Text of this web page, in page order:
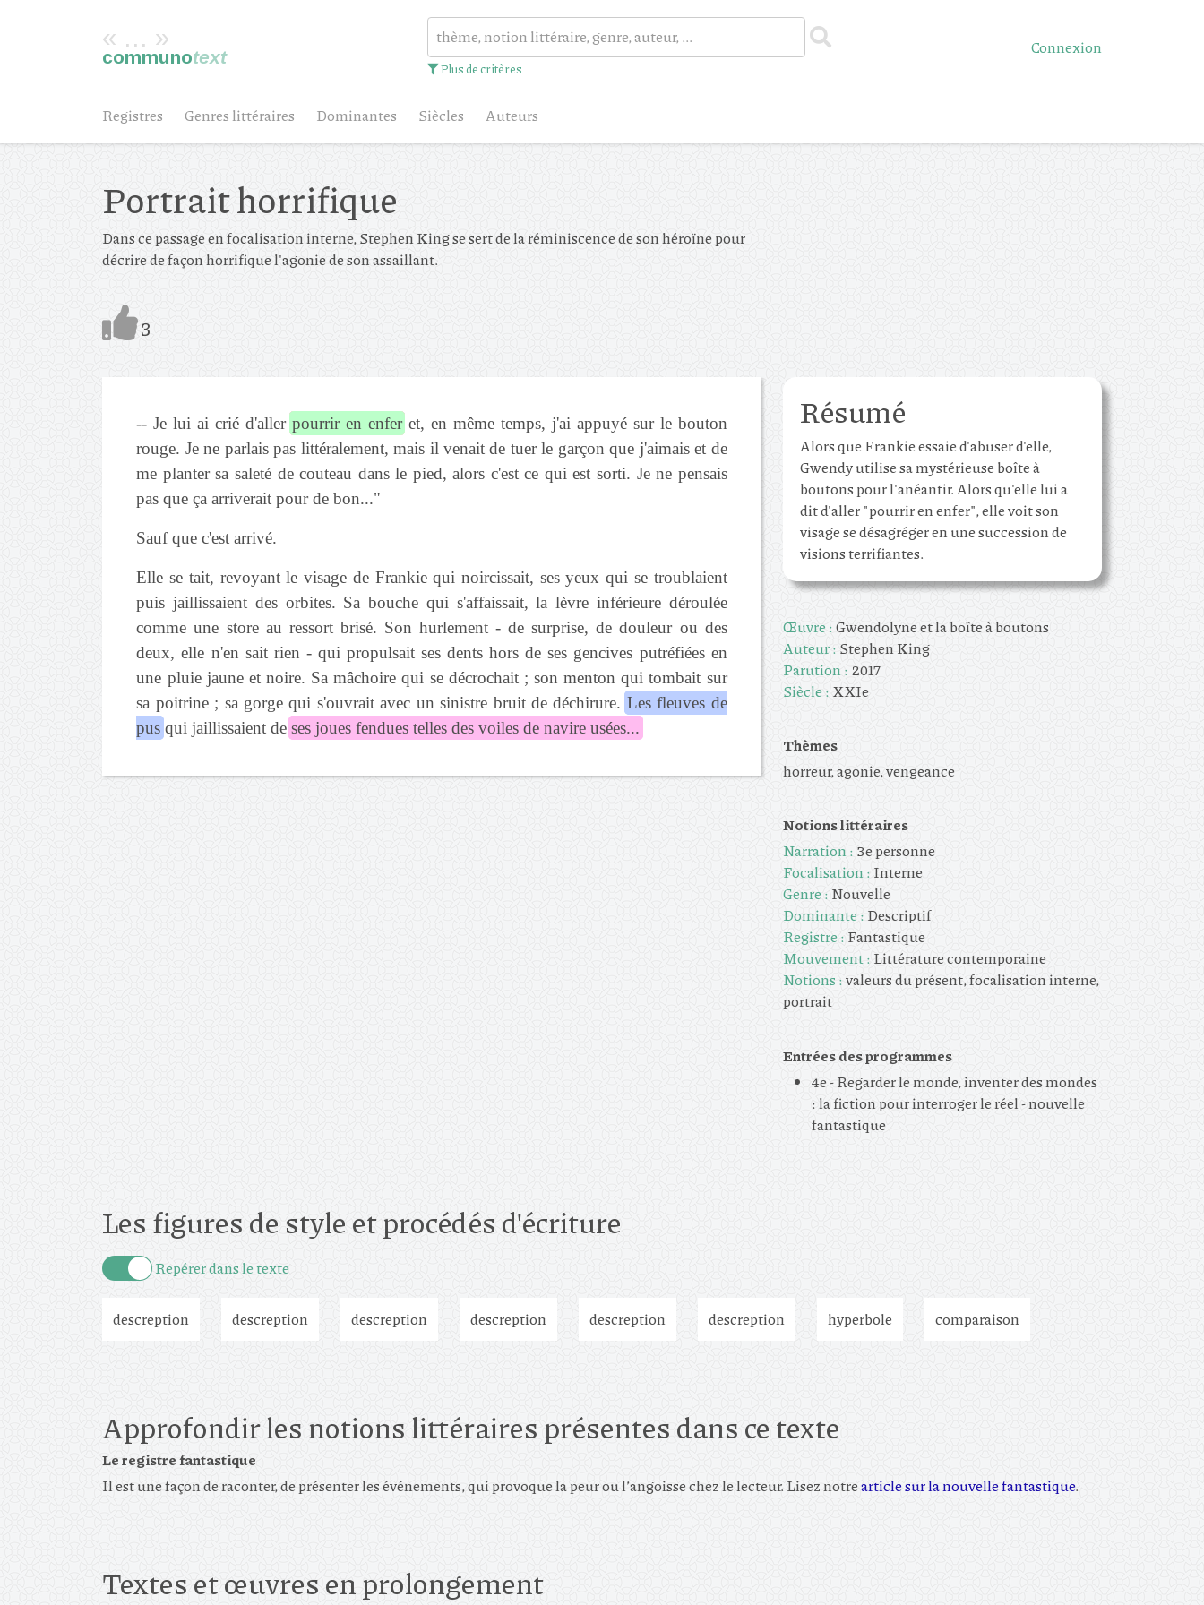
« ... »
communotext
Plus de critères
Connexion
Registres Genres littéraires Dominantes Siècles Auteurs
Portrait horrifique
Dans ce passage en focalisation interne, Stephen King se sert de la réminiscence de son héroïne pour
décrire de façon horrifique l'agonie de son assaillant.
3
-- Je lui ai crié d'allerpourrir en enferet, en même temps, j'ai appuyé sur le bouton
rouge. Je ne parlais pas littéralement, mais il venait de tuer le garçon que j'aimais et de
me planter sa saleté de couteau dans le pied, alors c'est ce qui est sorti. Je ne pensais
pas que ça arriverait pour de bon..."
Sauf que c'est arrivé.
Elle se tait, revoyant le visage de Frankie qui noircissait, ses yeux qui se troublaient
puis jaillissaient des orbites. Sa bouche qui s'affaissait, la lèvre inférieure déroulée
comme une store au ressort brisé. Son hurlement - de surprise, de douleur ou des
deux, elle n'en sait rien - qui propulsait ses dents hors de ses gencives putréfiées en
une pluie jaune et noire. Sa mâchoire qui se décrochait ; son menton qui tombait sur
sa poitrine ; sa gorge qui s'ouvrait avec un sinistre bruit de déchirure. Les fleuves de
pus qui jaillissaient deses joues fendues telles des voiles de navire usées...
Résumé
Alors que Frankie essaie d'abuser d'elle,
Gwendy utilise sa mystérieuse boîte à
boutons pour l'anéantir. Alors qu'elle lui a
dit d'aller "pourrir en enfer", elle voit son
visage se désagréger en une succession de
visions terrifiantes.
Œuvre :Gwendolyne et la boîte à boutons
Auteur : Stephen King
Parution : 2017
Siècle : XXIe
Thèmes
horreur, agonie, vengeance
Notions littéraires
Narration : 3e personne
Focalisation : Interne
Genre : Nouvelle
Dominante : Descriptif
Registre : Fantastique
Mouvement : Littérature contemporaine
Notions :valeurs du présent, focalisation interne,
portrait
Entrées des programmes
4e - Regarder le monde, inventer des mondes
: la fiction pour interroger le réel - nouvelle
fantastique
Les figures de style et procédés d'écriture
Repérer dans le texte
descreption descreption descreption descreption descreption descreption hyperbole comparaison
Approfondir les notions littéraires présentes dans ce texte
Le registre fantastique
Il est une façon de raconter, de présenter les événements, qui provoque la peur ou l’angoisse chez le lecteur. Lisez notrearticle sur la nouvelle fantastique.
Textes et œuvres en prolongement